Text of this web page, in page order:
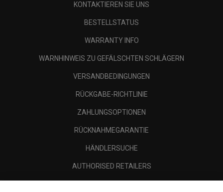
KONTAKTIEREN SIE UNS
BESTELLSTATUS
WARRANTY INFO
WARNHINWEIS ZU GEFÄLSCHTEN SCHLÄGERN
VERSANDBEDINGUNGEN
RÜCKGABE-RICHTLINIE
ZAHLUNGSOPTIONEN
RÜCKNAHMEGARANTIE
HÄNDLERSUCHE
AUTHORISED RETAILERS